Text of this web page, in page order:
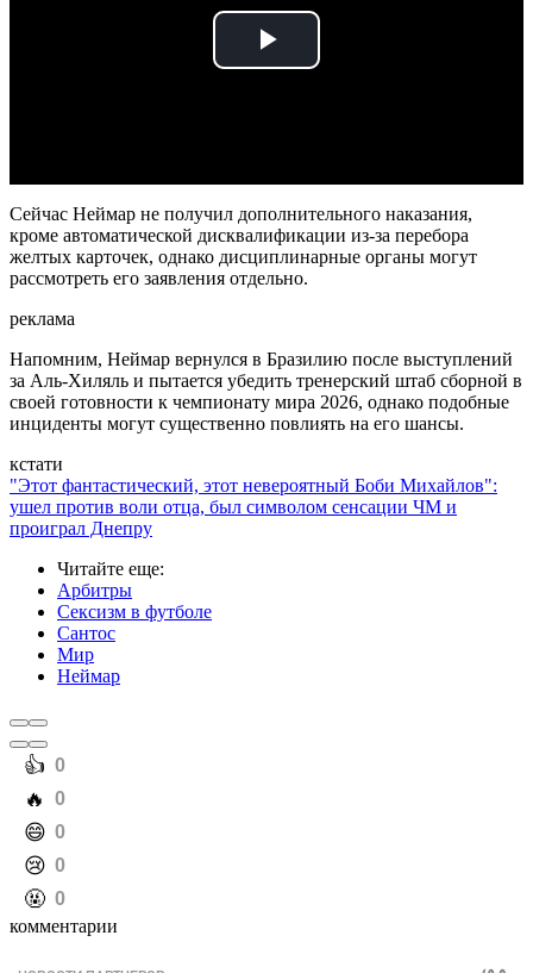
Play
Сейчас Неймар не получил дополнительного наказания,
кроме автоматической дисквалификации из-за перебора
желтых карточек, однако дисциплинарные органы могут
рассмотреть его заявления отдельно.
реклама
Напомним, Неймар вернулся в Бразилию после выступлений
за Аль-Хиляль и пытается убедить тренерский штаб сборной в
своей готовности к чемпионату мира 2026, однако подобные
инциденты могут существенно повлиять на его шансы.
кстати
"Этот фантастический, этот невероятный Боби Михайлов":
ушел против воли отца, был символом сенсации ЧМ и
проиграл Днепру
Читайте еще:
Арбитры
Сексизм в футболе
Сантос
Мир
Неймар
️👍 0
️🔥 0
️😄 0
️😢 0
️🤬 0
комментарии